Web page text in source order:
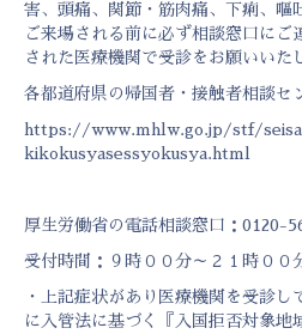
害、頭痛、関節・筋肉痛、下痢、嘔
ご来場される前に必ず相談窓口にご
された医療機関で受診をお願いい
各都道府県の帰国者・接触者相談
https://www.mhlw.go.jp/stf/
kikokusyasessyokusya.html
厚生労働省の電話相談窓口：0120-
受付時間：９時００分～２１時００
・上記症状があり医療機関を受診
に入管法に基づく『入国拒否対象地